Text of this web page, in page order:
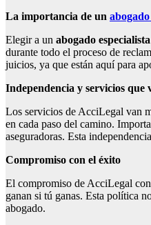
La importancia de un
Elegir a un abogado especialista
durante todo el proceso de
juicios, ya que están aquí para
Independencia y servicios que
Los servicios de AcciLegal van
en cada paso del camino.
aseguradoras. Esta
Compromiso con el éxito
El compromiso de AcciLegal
ganan si tú ganas. Esta política
abogado.